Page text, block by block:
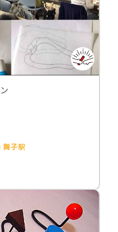
舞子駅